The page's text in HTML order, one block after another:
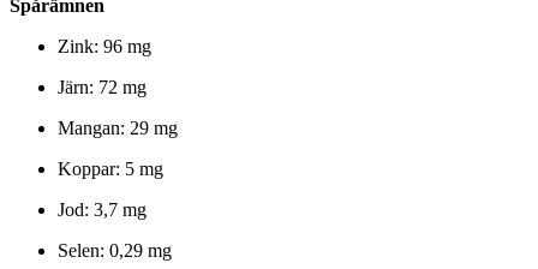
Spårämnen
Zink: 96 mg
Järn: 72 mg
Mangan: 29 mg
Koppar: 5 mg
Jod: 3,7 mg
Selen: 0,29 mg